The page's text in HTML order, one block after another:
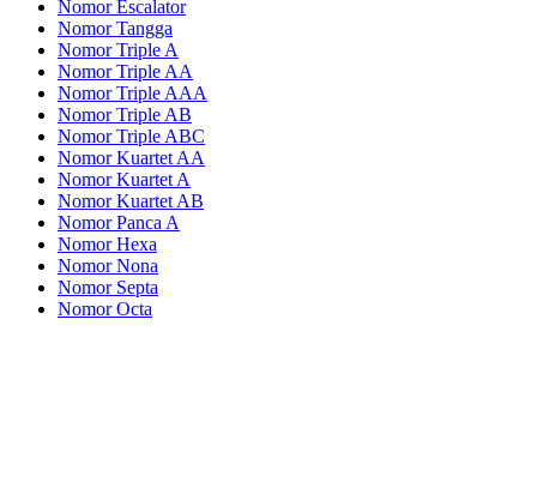
Nomor Escalator
Nomor Tangga
Nomor Triple A
Nomor Triple AA
Nomor Triple AAA
Nomor Triple AB
Nomor Triple ABC
Nomor Kuartet AA
Nomor Kuartet A
Nomor Kuartet AB
Nomor Panca A
Nomor Hexa
Nomor Nona
Nomor Septa
Nomor Octa